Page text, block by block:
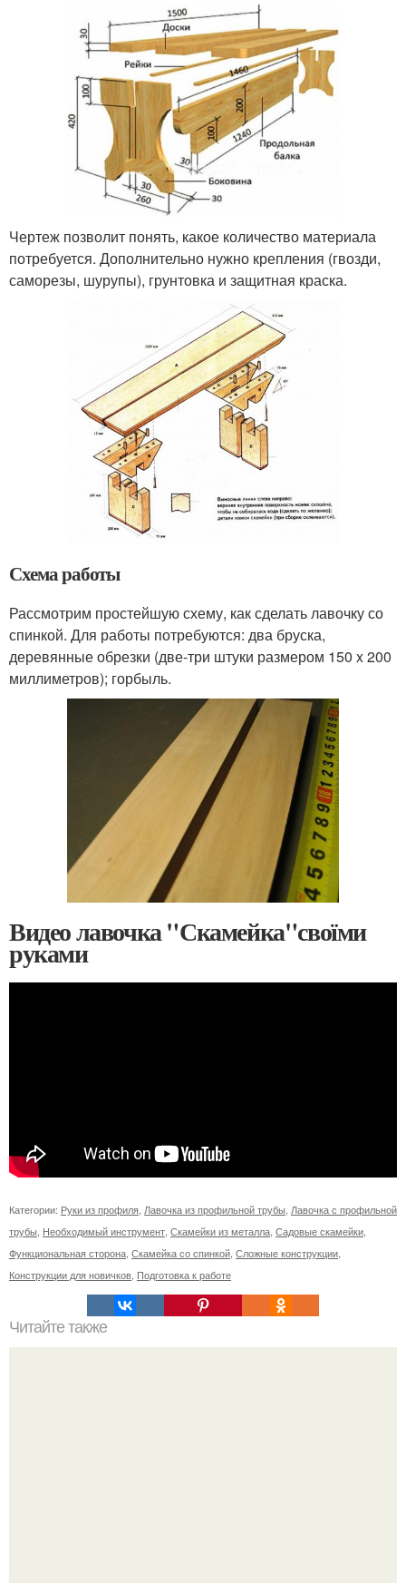
Чертеж позволит понять, какое количество материала
потребуется. Дополнительно нужно крепления (гвозди,
саморезы, шурупы), грунтовка и защитная краска.
Схема работы
Рассмотрим простейшую схему, как сделать лавочку со
спинкой. Для работы потребуются: два бруска,
деревянные обрезки (две-три штуки размером 150 x 200
миллиметров); горбыль.
Видео лавочка "Скамейка"своїми
руками
Категории: Руки из профиля Лавочка из профильной трубы Лавочка с профильной
трубы Необходимый инструмент Скамейки из металла Садовые скамейки
Функциональная сторона Скамейка со спинкой Сложные конструкции
Конструкции для новичков Подготовка к работе
Читайте также